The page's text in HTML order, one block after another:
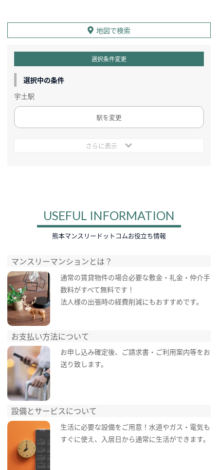
地図で検索
選択条件変更
選択中の条件
宇土駅
駅を変更
さらに表示
USEFUL INFORMATION
熊本マンスリードットコムお役立ち情報
マンスリーマンションとは？
通常の賃貸物件の場合必要な敷金・礼金・仲介手
数料がすべて無料です！
法人様の出張時の経費削減にもおすすめです。
お支払い方法について
お申し込み確定後、ご請求書・ご利用案内等をお
送り致します。
設備とサービスについて
生活に必要な設備をご用意！水道やガス・電気も
すぐに使え、入居日から通常に生活ができます。